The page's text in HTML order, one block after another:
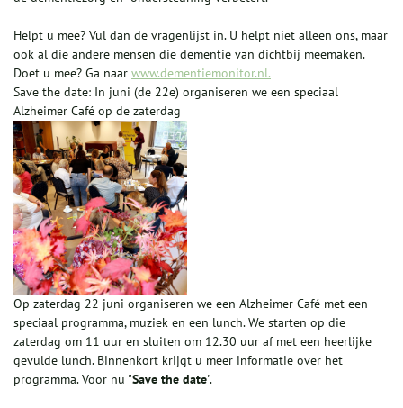
Helpt u mee? Vul dan de vragenlijst in. U helpt niet alleen ons, maar
ook al die andere mensen die dementie van dichtbij meemaken.
Doet u mee? Ga naar www.dementiemonitor.nl.
Save the date: In juni (de 22e) organiseren we een speciaal
Alzheimer Café op de zaterdag
Op zaterdag 22 juni organiseren we een Alzheimer Café met een
speciaal programma, muziek en een lunch. We starten op die
zaterdag om 11 uur en sluiten om 12.30 uur af met een heerlijke
gevulde lunch. Binnenkort krijgt u meer informatie over het
programma. Voor nu "Save the date".